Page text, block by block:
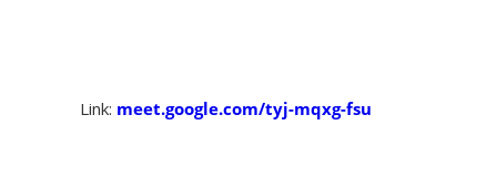
Link: meet.google.com/tyj-mqxg-fsu